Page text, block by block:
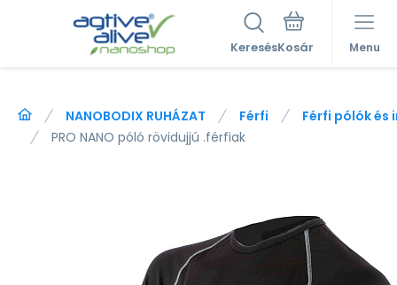
Keresés Menu
NANOBODIX RUHÁZAT Férfi
Férfi pólók és
PRO NANO póló rövidujjú .férfiak